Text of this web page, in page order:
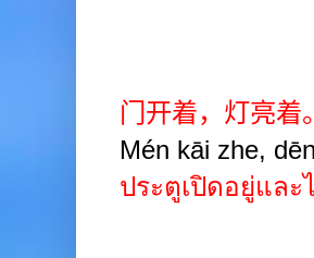
门开着，灯亮着。
Mén kāi zhe,
ประตูเปิดอยู่และ